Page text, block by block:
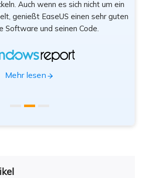
Auch wenn es sich nicht um ein
genießt EaseUS einen sehr guten
Software und seinen Code.
Mehr lesen